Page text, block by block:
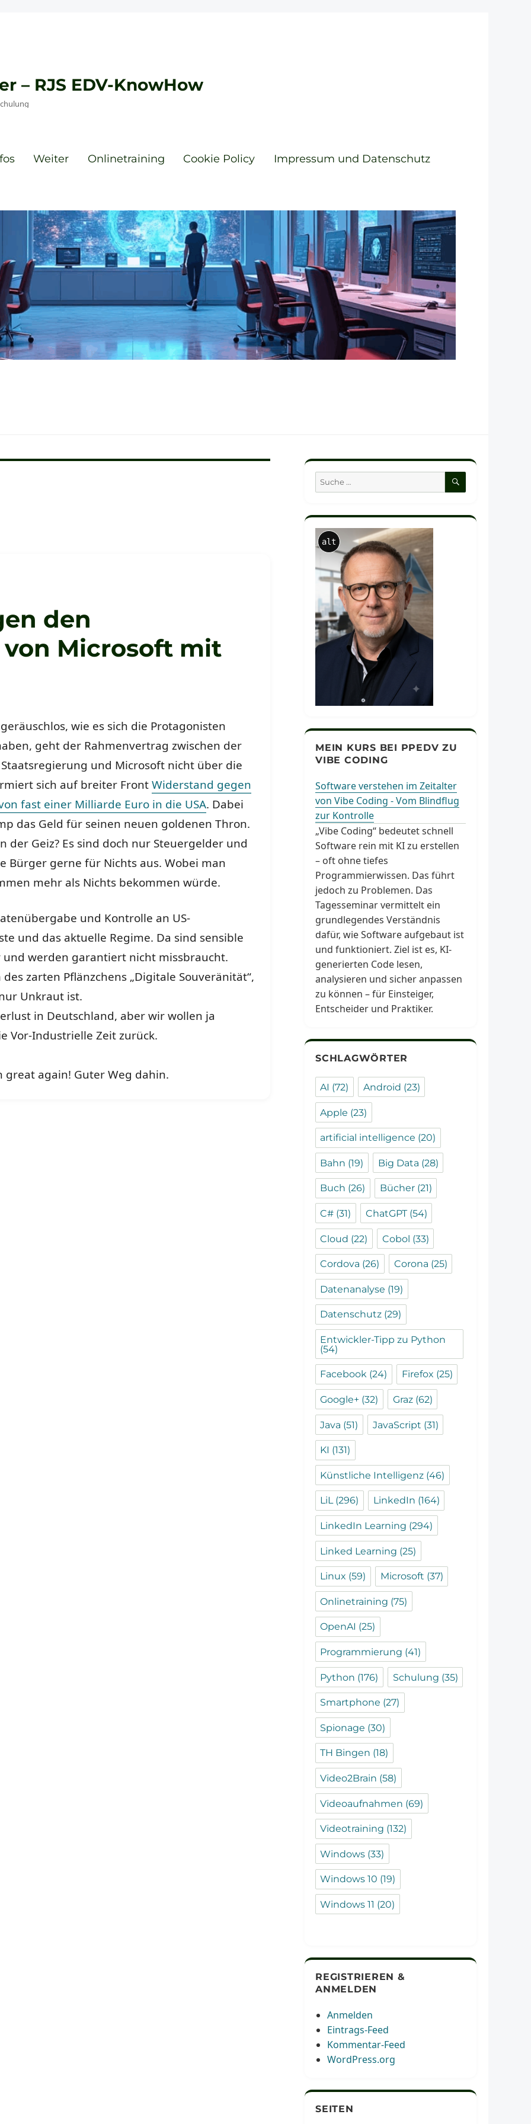
– RJS EDV-KnowHow
Weiter Onlinetraining Cookie Policy Impressum und Datenschutz
den
Microsoft mit
wie es sich die Protagonisten
geht der Rahmenvertrag zwischen der
und Microsoft nicht über die
sich auf breiter FrontWiderstand gegen
fast einer Milliarde Euro in die USA. Dabei
das Geld für seinen neuen goldenen Thron.
der Geiz? Es sind doch nur Steuergelder und
Bürger gerne für Nichts aus. Wobei man
mehr als Nichts bekommen würde.
und Kontrolle an US-
und das aktuelle Regime. Da sind sensible
und werden garantiert nicht missbraucht.
zarten Pflänzchens „Digitale Souveränität“,
Unkraut ist.
in Deutschland, aber wir wollen ja
Vor-Industrielle Zeit zurück.
great again! Guter Weg dahin.
Suche
nach:
SUCHEN
alt
MEIN KURS BEI PPEDV ZU
VIBE CODING
Software verstehen im Zeitalter
von Vibe Coding - Vom Blindflug
zur Kontrolle
„Vibe Coding“ bedeutet schnell
Software rein mit KI zu erstellen
– oft ohne tiefes
Programmierwissen. Das führt
jedoch zu Problemen. Das
Tagesseminar vermittelt ein
grundlegendes Verständnis
dafür, wie Software aufgebaut ist
und funktioniert. Ziel ist es, KI-
generierten Code lesen,
analysieren und sicher anpassen
zu können – für Einsteiger,
Entscheider und Praktiker.
SCHLAGWÖRTER
AI (72) Android (23)
Apple (23)
artificial intelligence (20)
Bahn (19) Big Data (28)
Buch (26) Bücher(21)
C# (31) ChatGPT(54)
Cloud (22) Cobol (33)
Cordova (26) Corona (25)
Datenanalyse (19)
Datenschutz (29)
Entwickler-Tipp zu Python
(54)
Facebook (24) Firefox (25)
Google+ (32) Graz(62)
Java (51) JavaScript (31)
KI (131)
Künstliche Intelligenz (46)
LiL(296) LinkedIn (164)
LinkedIn Learning (294)
Linked Learning (25)
Linux (59) Microsoft (37)
Onlinetraining (75)
OpenAI (25)
Programmierung (41)
Python (176) Schulung (35)
Smartphone (27)
Spionage (30)
TH Bingen (18)
Video2Brain (58)
Videoaufnahmen (69)
Videotraining (132)
Windows (33)
Windows 10 (19)
Windows 11 (20)
REGISTRIEREN &
ANMELDEN
Anmelden
Eintrags-Feed
Kommentar-Feed
WordPress.org
SEITEN